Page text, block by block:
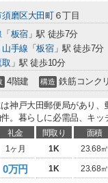
須磨区大田町６丁目
「 板宿」駅 徒歩7分
手線 「板宿」駅 徒歩7分
取 」駅 徒歩10分
4階建 構造 鉄筋コンク
神戸大田郵便局があり
。暮らしに必需品、キ
礼金 間取り 面積
1ヶ月 1K 23.68㎡
0万円 1K 23.68㎡